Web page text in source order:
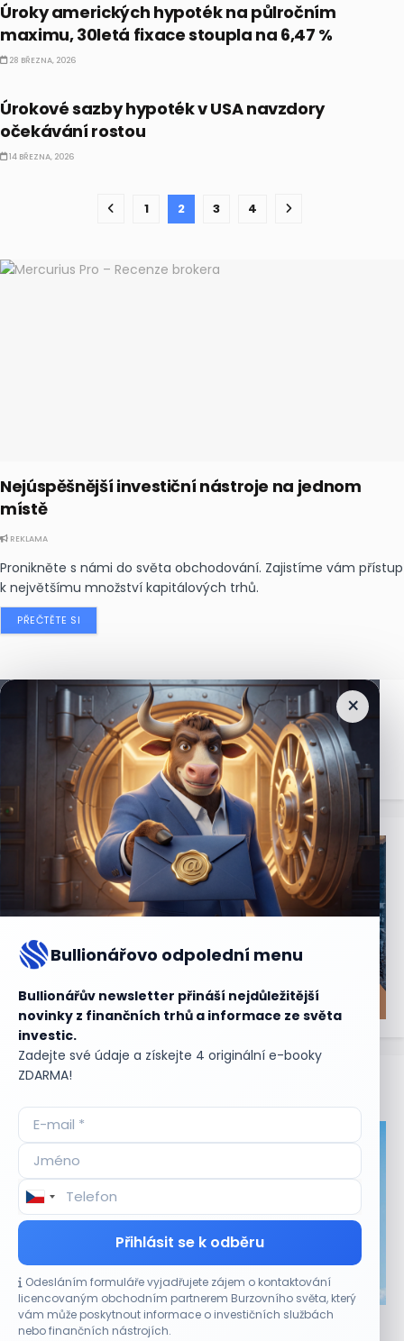
Úroky amerických hypoték na půlročním
maximu, 30letá fixace stoupla na 6,47 %
28 BŘEZNA, 2026
Úrokové sazby hypoték v USA navzdory
očekávání rostou
14 BŘEZNA, 2026
1 2 3 4
Nejúspěšnější investiční nástroje na jednom
místě
REKLAMA
Pronikněte s námi do světa obchodování. Zajistíme vám přístup
k největšímu množství kapitálových trhů.
PŘEČTĚTE SI
×
Bullionářovo odpolední menu
Bullionářův newsletter přináší nejdůležitější
novinky z finančních trhů a informace ze světa
investic.
Zadejte své údaje a získejte 4 originální e-booky
ZDARMA!
Přihlásit se k odběru
Odesláním formuláře vyjadřujete zájem o kontaktování
licencovaným obchodním partnerem Burzovního světa, který
vám může poskytnout informace o investičních službách
nebo finančních nástrojích.
Nejčtenějšízprávy
Aktuální
CO HÝBE TRHEM
Akcie Micron klesají, ale nejhoršímu výprodeji